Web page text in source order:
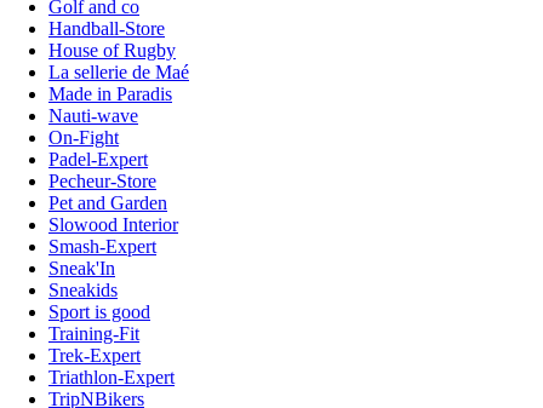
Golf and co
Handball-Store
House of Rugby
La sellerie de Maé
Made in Paradis
Nauti-wave
On-Fight
Padel-Expert
Pecheur-Store
Pet and Garden
Slowood Interior
Smash-Expert
Sneak'In
Sneakids
Sport is good
Training-Fit
Trek-Expert
Triathlon-Expert
TripNBikers